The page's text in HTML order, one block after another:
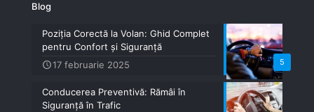
Blog
5
Poziția Corectă la Volan: Ghid Complet
pentru Confort și Siguranță
17 februarie 2025
Conducerea Preventivă: Rămâi în
Siguranță în Trafic